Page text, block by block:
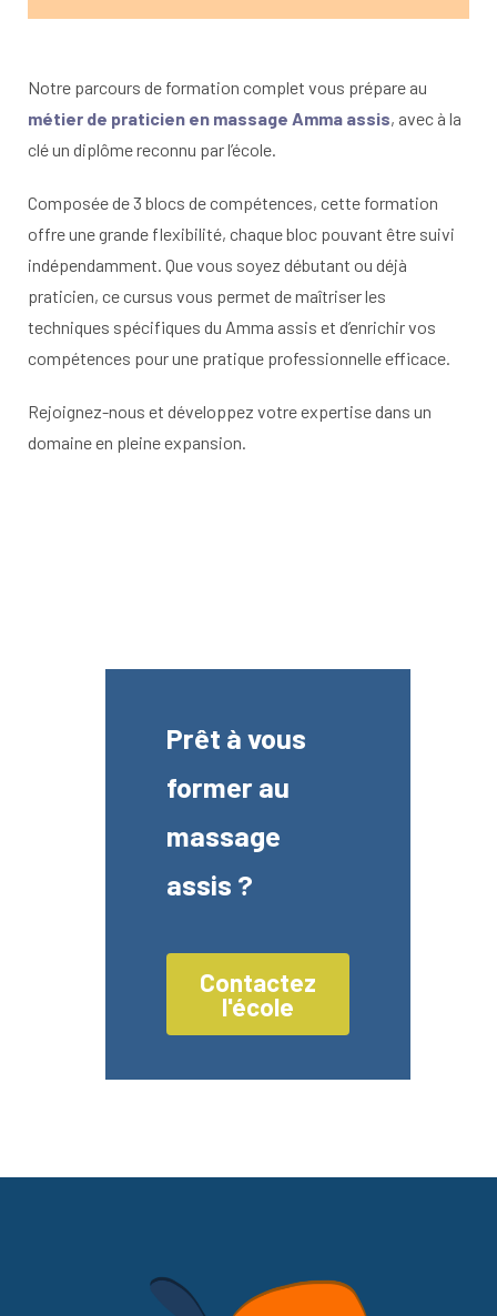
Notre parcours de formation complet vous prépare au
métier de praticien en massage Amma assis, avec à la
clé un diplôme reconnu par l’école.
Composée de 3 blocs de compétences, cette formation
offre une grande flexibilité, chaque bloc pouvant être suivi
indépendamment. Que vous soyez débutant ou déjà
praticien, ce cursus vous permet de maîtriser les
techniques spécifiques du Amma assis et d’enrichir vos
compétences pour une pratique professionnelle efficace.
Rejoignez-nous et développez votre expertise dans un
domaine en pleine expansion.
Prêt à vous
former au
massage
assis ?
Contactez
l'école